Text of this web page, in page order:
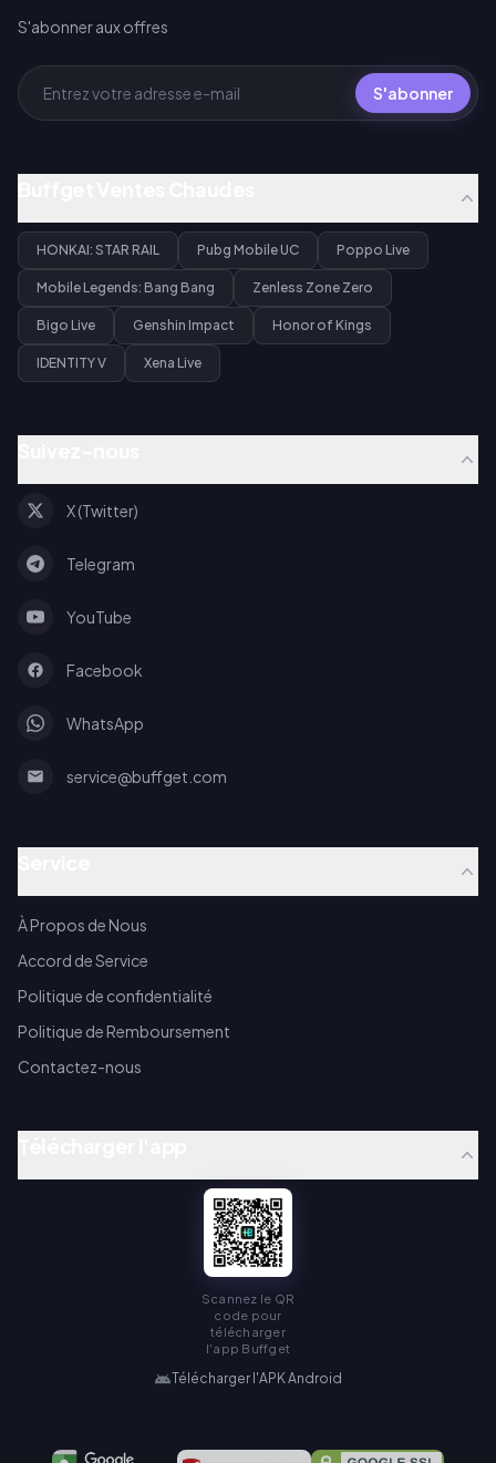
S'abonner aux offres
S'abonner
HONKAI: STAR RAIL Pubg Mobile UC Poppo Live
Mobile Legends: Bang Bang Zenless Zone Zero
Bigo Live Genshin Impact Honor of Kings
IDENTITY V Xena Live
X (Twitter)
Telegram
YouTube
Facebook
WhatsApp
service@buffget.com
À Propos de Nous
Accord de Service
Politique de confidentialité
Politique de Remboursement
Contactez-nous
Scannez le QR
code pour
télécharger
l'app Buffget
Télécharger l'APK Android